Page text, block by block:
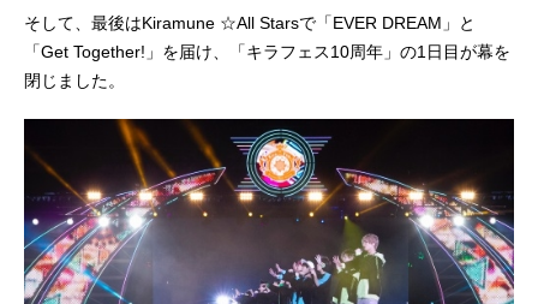
そして、最後はKiramune ☆All Starsで「EVER DREAM」と
「Get Together!」を届け、「キラフェス10周年」の1日目が幕を
閉じました。